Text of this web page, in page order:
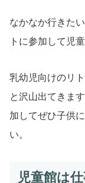
なかなか行きた
トに参加して児
乳幼児向けのリ
と沢山出てきま
加してぜひ子供
い。
児童館は